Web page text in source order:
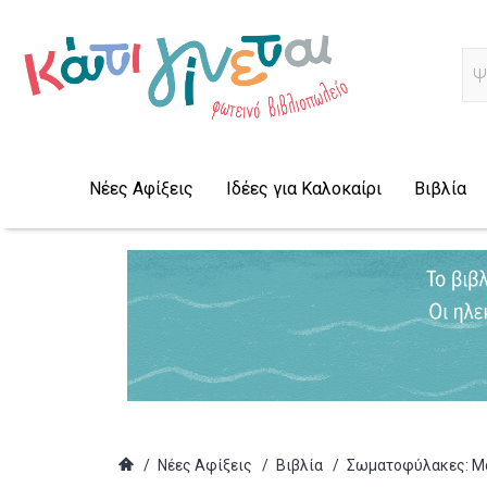
Νέες Αφίξεις Ιδέες για Καλοκαίρι Βιβλία
/ Νέες Αφίξεις / Βιβλία / Σωματοφύλακες: